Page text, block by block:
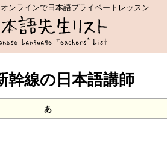
ンラインで日本語プライベートレッスン
幹線の日本語講師
あ